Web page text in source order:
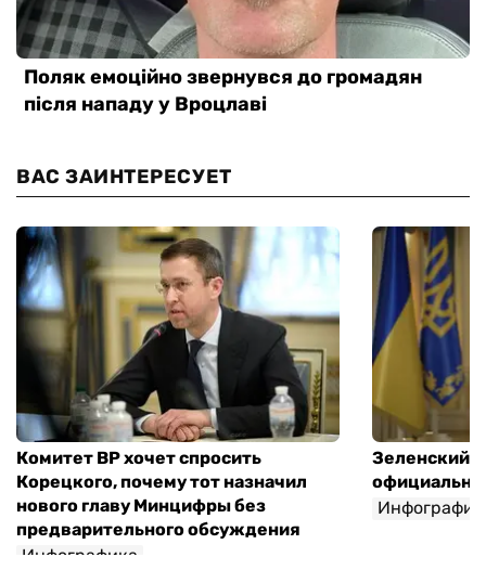
ВАС ЗАИНТЕРЕСУЕТ
Комитет ВР хочет спросить
Корецкого, почему тот назначил
нового главу Минцифры без
предварительного обсуждения
Инфографика
Зеленский